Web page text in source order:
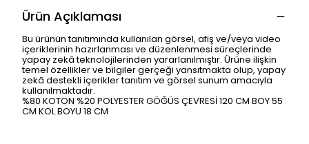
Ürün Açıklaması
Bu ürünün tanıtımında kullanılan görsel, afiş ve/veya video
içeriklerinin hazırlanması ve düzenlenmesi süreçlerinde
yapay zekâ teknolojilerinden yararlanılmıştır. Ürüne ilişkin
temel özellikler ve bilgiler gerçeği yansıtmakta olup, yapay
zekâ destekli içerikler tanıtım ve görsel sunum amacıyla
kullanılmaktadır.
%80 KOTON %20 POLYESTER GÖĞÜS ÇEVRESİ 120 CM BOY 55
CM KOL BOYU 18 CM